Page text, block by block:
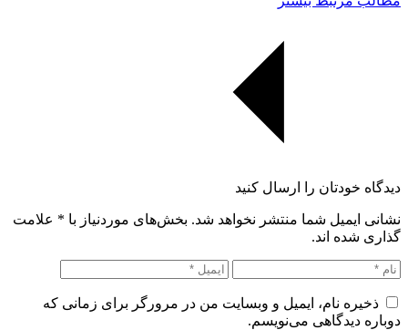
دیدگاه خودتان را ارسال کنید
نشانی ایمیل شما منتشر نخواهد شد. بخش‌های موردنیاز با * علامت
گذاری شده اند.
ذخیره نام، ایمیل و وبسایت من در مرورگر برای زمانی که
دوباره دیدگاهی می‌نویسم.